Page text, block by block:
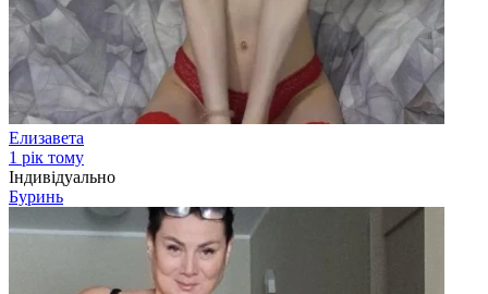
Елизавета
1 рік тому
Індивідуально
Буринь